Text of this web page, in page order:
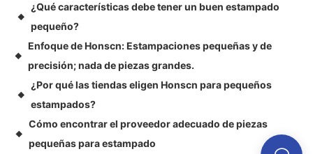
◆
¿Qué características debe tener un buen estampado
pequeño?
◆
Enfoque de Honscn: Estampaciones pequeñas y de
precisión; nada de piezas grandes.
◆
¿Por qué las tiendas eligen Honscn para pequeños
estampados?
◆
Cómo encontrar el proveedor adecuado de piezas
pequeñas para estampado